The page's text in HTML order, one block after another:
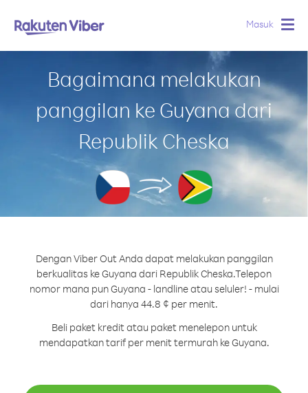
Masuk
Bagaimana melakukan
panggilan ke Guyana dari
Republik Cheska
Dengan Viber Out Anda dapat melakukan panggilan
berkualitas ke Guyana dari Republik Cheska.Telepon
nomor mana pun Guyana - landline atau seluler! - mulai
dari hanya 44.8 ¢ per menit.
Beli paket kredit atau paket menelepon untuk
mendapatkan tarif per menit termurah ke Guyana.